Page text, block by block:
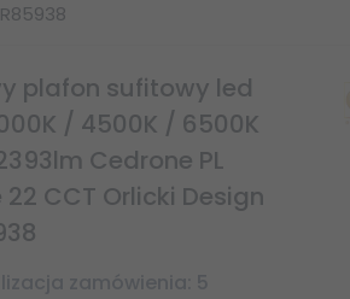
plafon sufitowy led
/ 4500K / 6500K
Cedrone PL
CCT Orlicki Design